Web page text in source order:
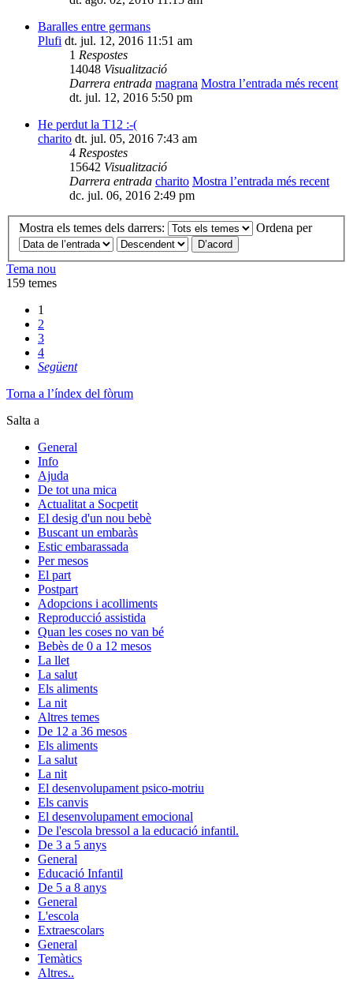
Baralles entre germans
Plufi dt. jul. 12, 2016 11:51 am
1 Respostes
14048 Visualització
Darrera entrada magrana Mostra l’entrada més recent
dt. jul. 12, 2016 5:50 pm
He perdut la T12 :-(
charito dt. jul. 05, 2016 7:43 am
4 Respostes
15642 Visualització
Darrera entrada charito Mostra l’entrada més recent
dc. jul. 06, 2016 2:49 pm
Mostra els temes dels darrers: Ordena per
Tema nou
159 temes
1
2
3
4
Següent
Torna a l’índex del fòrum
Salta a
General
Info
Ajuda
De tot una mica
Actualitat a Socpetit
El desig d'un nou bebè
Buscant un embaràs
Estic embarassada
Per mesos
El part
Postpart
Adopcions i acolliments
Reproducció assistida
Quan les coses no van bé
Bebès de 0 a 12 mesos
La llet
La salut
Els aliments
La nit
Altres temes
De 12 a 36 mesos
Els aliments
La salut
La nit
El desenvolupament psico-motriu
Els canvis
El desenvolupament emocional
De l'escola bressol a la educació infantil.
De 3 a 5 anys
General
Educació Infantil
De 5 a 8 anys
General
L'escola
Extraescolars
General
Temàtics
Altres..